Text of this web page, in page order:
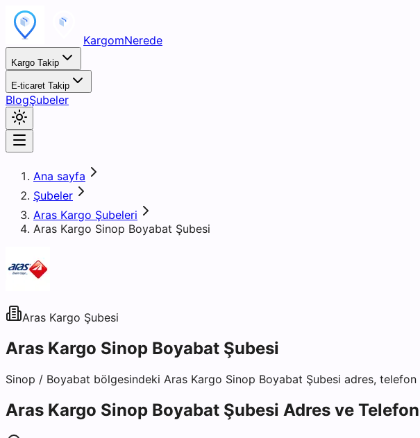
KargomNerede
Kargo Takip
E-ticaret Takip
BlogŞubeler
Ana sayfa
Şubeler
Aras Kargo Şubeleri
Aras Kargo Sinop Boyabat Şubesi
Aras Kargo Şubesi
Aras Kargo Sinop Boyabat Şubesi
Sinop / Boyabat bölgesindeki Aras Kargo Sinop Boyabat Şubesi adres,
Aras Kargo Sinop Boyabat Şubesi Adres ve